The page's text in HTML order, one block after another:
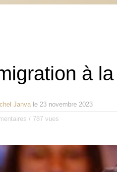
à
Janva le 23 novembre 2023
/ 787 vues